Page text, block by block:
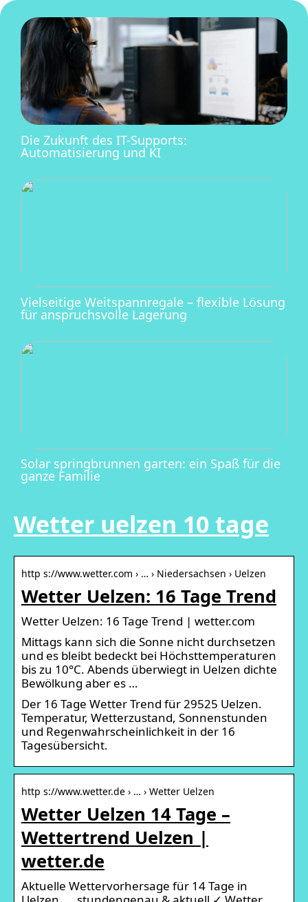
Die Zukunft des IT-Supports:
Automatisierung und KI
Vielseitige Weitspannregale – flexible Lösung
für anspruchsvolle Lagerung
Solar springbrunnen garten: ein Spaß für die
ganze Familie
Wetter uelzen 10 tage
http s://www.wetter.com › … › Niedersachsen › Uelzen
Wetter Uelzen: 16 Tage Trend
Wetter Uelzen: 16 Tage Trend | wetter.com
Mittags kann sich die Sonne nicht durchsetzen
und es bleibt bedeckt bei Höchsttemperaturen
bis zu 10°C. Abends überwiegt in Uelzen dichte
Bewölkung aber es …
Der 16 Tage Wetter Trend für 29525 Uelzen.
Temperatur, Wetterzustand, Sonnenstunden
und Regenwahrscheinlichkeit in der 16
Tagesübersicht.
http s://www.wetter.de › … › Wetter Uelzen
Wetter Uelzen 14 Tage –
Wettertrend Uelzen |
wetter.de
Aktuelle Wettervorhersage für 14 Tage in